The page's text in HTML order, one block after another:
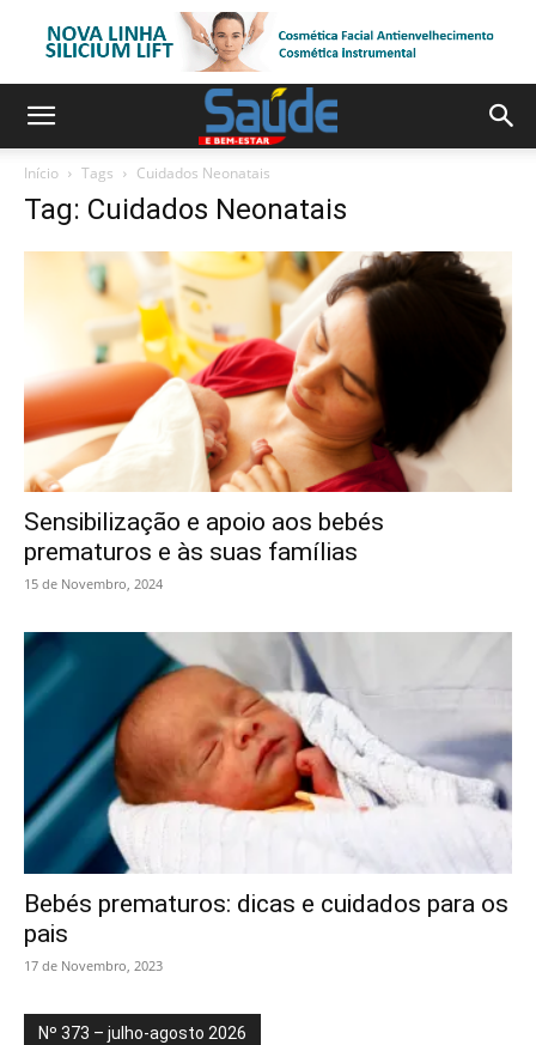
Início Tags Cuidados Neonatais
Tag: Cuidados Neonatais
Sensibilização e apoio aos bebés
prematuros e às suas famílias
15 de Novembro, 2024
Bebés prematuros: dicas e cuidados para os
pais
17 de Novembro, 2023
Nº 373 – julho-agosto 2026